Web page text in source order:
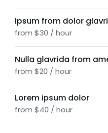
Ipsum from dolor
from $30 / hour
Nulla glavrida from
from $20 / hour
Lorem ipsum dolor
from $40 / hour